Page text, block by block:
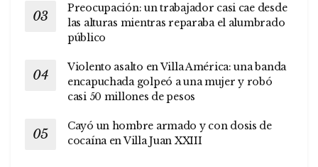
Preocupación: un trabajador casi cae desde
las alturas mientras reparaba el alumbrado
público
Violento asalto en Villa América: una banda
encapuchada golpeó a una mujer y robó
casi 50 millones de pesos
Cayó un hombre armado y con dosis de
cocaína en Villa Juan XXIII